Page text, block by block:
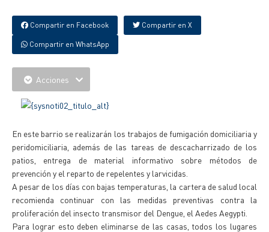
Compartir en Facebook Compartir en X
Compartir en WhatsApp
Acciones
En este barrio se realizarán los trabajos de fumigación domiciliaria y
peridomiciliaria, además de las tareas de descacharrizado de los
patios, entrega de material informativo sobre métodos de
prevención y el reparto de repelentes y larvicidas.
A pesar de los días con bajas temperaturas, la cartera de salud local
recomienda continuar con las medidas preventivas contra la
proliferación del insecto transmisor del Dengue, el Aedes Aegypti.
Para lograr esto deben eliminarse de las casas, todos los lugares